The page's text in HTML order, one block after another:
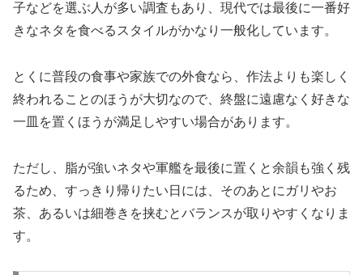
子などを選ぶ人が多い調査もあり、現代では最後に一番好
きなネタを食べるスタイルがかなり一般化しています。
とくに普段の食事や家族での外食なら、作法よりも楽しく
終われることのほうが大切なので、終盤に遠慮なく好きな
一皿を置くほうが満足しやすい場合があります。
ただし、脂が強いネタや軍艦を最後に置くと余韻も強く残
るため、すっきり帰りたい日には、そのあとにガリやお
茶、あるいは細巻きを挟むとバランスが取りやすくなりま
す。